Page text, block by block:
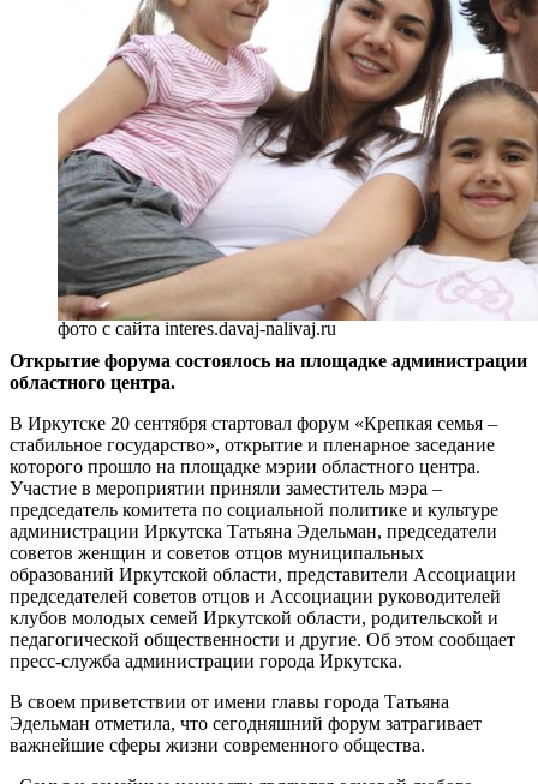
фото с сайта interes.davaj-nalivaj.ru
Открытие форума состоялось на площадке администрации
областного центра.
В Иркутске 20 сентября стартовал форум «Крепкая семья –
стабильное государство», открытие и пленарное заседание
которого прошло на площадке мэрии областного центра.
Участие в мероприятии приняли заместитель мэра –
председатель комитета по социальной политике и культуре
администрации Иркутска Татьяна Эдельман, председатели
советов женщин и советов отцов муниципальных
образований Иркутской области, представители Ассоциации
председателей советов отцов и Ассоциации руководителей
клубов молодых семей Иркутской области, родительской и
педагогической общественности и другие. Об этом сообщает
пресс-служба администрации города Иркутска.
В своем приветствии от имени главы города Татьяна
Эдельман отметила, что сегодняшний форум затрагивает
важнейшие сферы жизни современного общества.